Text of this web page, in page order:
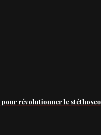
pour révolutionner le